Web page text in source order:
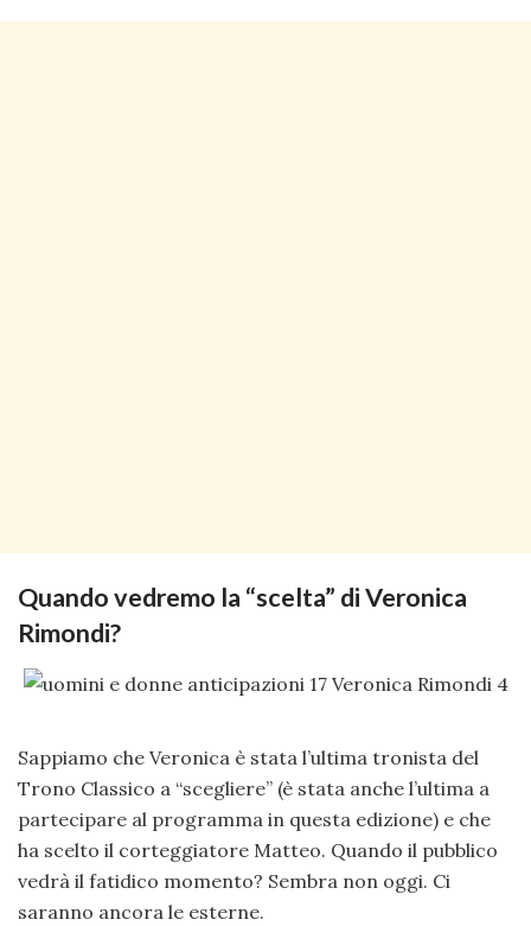
Quando vedremo la “scelta” di Veronica
Rimondi?
Sappiamo che Veronica è stata l’ultima tronista del
Trono Classico a “scegliere” (è stata anche l’ultima a
partecipare al programma in questa edizione) e che
ha scelto il corteggiatore Matteo. Quando il pubblico
vedrà il fatidico momento? Sembra non oggi. Ci
saranno ancora le esterne.